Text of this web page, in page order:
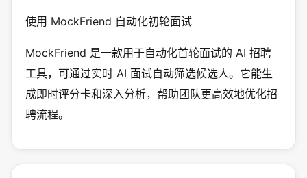
使用 MockFriend 自动化初轮面试
MockFriend 是一款用于自动化首轮面试的 AI 招聘
工具，可通过实时 AI 面试自动筛选候选人。它能生
成即时评分卡和深入分析，帮助团队更高效地优化招
聘流程。